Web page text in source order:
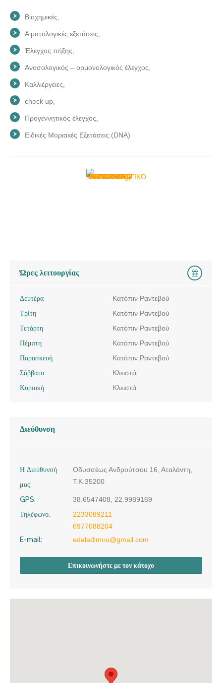
Βιοχημικές,
Aιματολογικές εξετάσεις,
Έλεγχος πήξης,
Ανοσολογικός – ορμονολογικός έλεγχος,
Καλλιέργειες,
check up,
Προγεννητικός έλεγχος,
Ειδικές Μοριακές Εξετάσεις (DNA)
Ώρες λειτουργίας
Δευτέρα
Κατόπιν Ραντεβού
Τρίτη
Κατόπιν Ραντεβού
Τετάρτη
Κατόπιν Ραντεβού
Πέμπτη
Κατόπιν Ραντεβού
Παρασκευή
Κατόπιν Ραντεβού
Σάββατο
Κλειστά
Κυριακή
Κλειστά
Διεύθυνση
Η Διεύθυνσή
μας:
Οδυσσέως Ανδρούτσου 16, Αταλάντη,
Τ.Κ.35200
GPS:
38.6547408, 22.9989169
Τηλέφωνο:
2233089211
6977088204
E-mail:
edaladimou@gmail.com
Επικοινωνήστε με τον κάτοχο